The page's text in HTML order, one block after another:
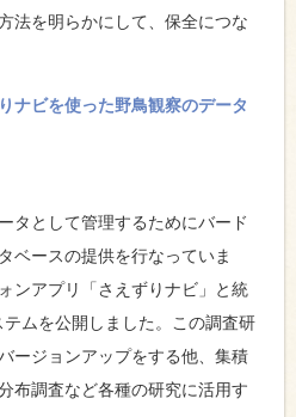
法を明らかにして、保全につな
ナビを使った野鳥観察のデータ
タとして管理するためにバード
ベースの提供を行なっていま
ンアプリ「さえずりナビ」と統
ムを公開しました。この調査研
ージョンアップをする他、集積
布調査など各種の研究に活用す